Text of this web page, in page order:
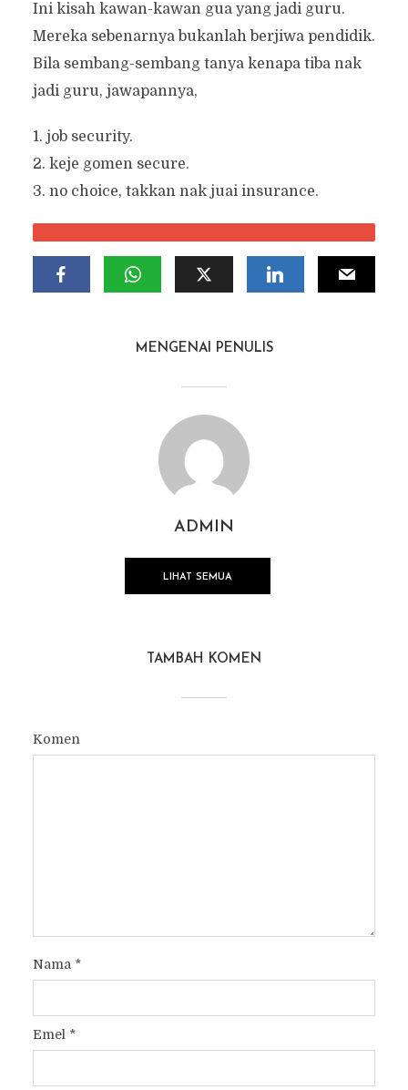
Ini kisah kawan-kawan gua yang jadi guru.
Mereka sebenarnya bukanlah berjiwa pendidik.
Bila sembang-sembang tanya kenapa tiba nak
jadi guru, jawapannya,
1. job security.
2. keje gomen secure.
3. no choice, takkan nak juai insurance.
MENGENAI PENULIS
ADMIN
LIHAT SEMUA
TAMBAH KOMEN
Komen
Nama *
Emel *